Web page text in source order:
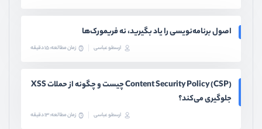
اصول برنامه‌نویسی را یاد بگیرید، نه فریمورک‌ها
ارسطو عباسی زمان مطالعه: 15 دقیقه
Content Security Policy (CSP) چیست و چگونه از حملات XSS
جلوگیری می‌کند؟
ارسطو عباسی زمان مطالعه: 13 دقیقه